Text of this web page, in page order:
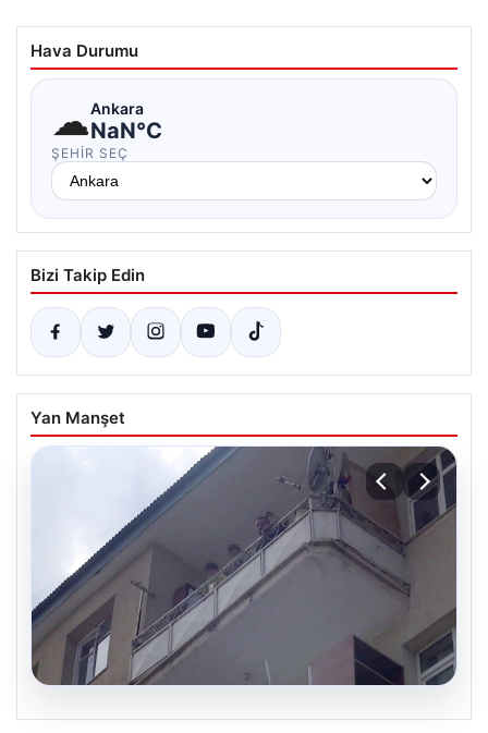
Hava Durumu
☁Ankara
NaN°C
ŞEHIR SEÇ
Bizi Takip Edin
Yan Manşet
08.08.2026